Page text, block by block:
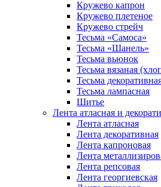
Кружево капрон
Кружево плетеное
Кружево стрейч
Тесьма «Самоса»
Тесьма «Шанель»
Тесьма вьюнок
Тесьма вязаная
Тесьма
Тесьма лампасная
Шитье
Лента атласная и
Лента атласная
Лента декоративная
Лента капроновая
Лента
Лента репсовая
Лента георгиевская